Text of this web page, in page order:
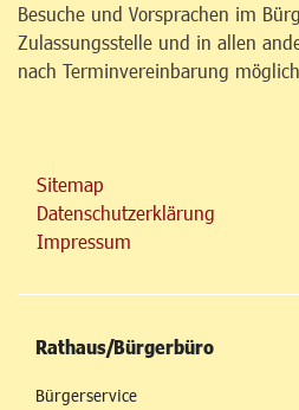
Besuche und Vorsprachen im
Zulassungsstelle und in allen
nach Terminvereinbarung
Sitemap
Datenschutzerklärung
Impressum
Rathaus/Bürgerbüro
Bürgerservice